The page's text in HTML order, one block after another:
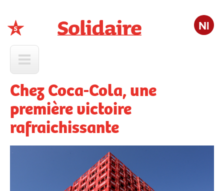
Nl
Chez Coca-Cola, une
première victoire
rafraichissante